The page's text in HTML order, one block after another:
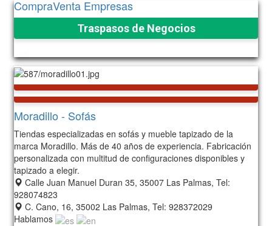
CompraVenta Empresas
Traspasos de Negocios
Moradillo - Sofás
Tiendas especializadas en sofás y mueble tapizado de la
marca Moradillo. Más de 40 años de experiencia. Fabricación
personalizada con multitud de configuraciones disponibles y
tapizado a elegir.
Calle Juan Manuel Duran 35, 35007 Las Palmas, Tel:
928074823
C. Cano, 16, 35002 Las Palmas, Tel: 928372029
Hablamos